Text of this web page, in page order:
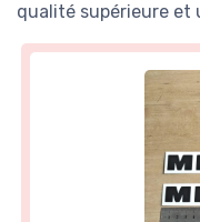
qualité supérieure